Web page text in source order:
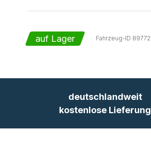
auf Lager Fahrzeug-ID 89772
deutschlandweit
kostenlose Lieferung